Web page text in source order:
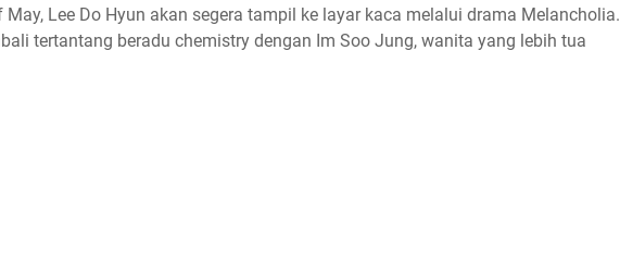
Lee Do Hyun akan segera tampil ke layar kaca melalui drama Melancholia.
tertantang beradu chemistry dengan Im Soo Jung, wanita yang lebih tua